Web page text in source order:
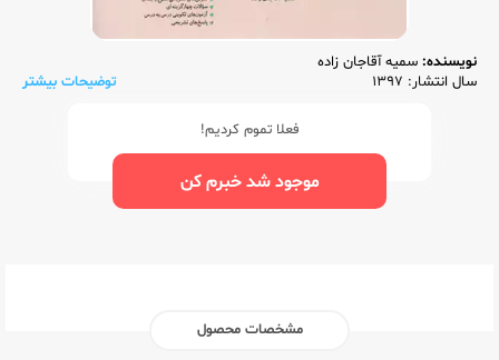
نویسنده: سمیه آقاجان زاده
سال انتشار: 1397
توضیحات بیشتر
فعلا تموم کردیم!
موجود شد خبرم کن
مشخصات محصول